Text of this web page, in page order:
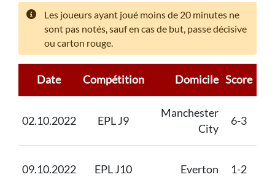
Les joueurs ayant joué moins de 20 minutes ne
sont pas notés, sauf en cas de but, passe décisive
ou carton rouge.
Date Compétition Domicile Score
02.10.2022 EPL J9
Manchester
City
6-3
09.10.2022 EPL J10 Everton 1-2